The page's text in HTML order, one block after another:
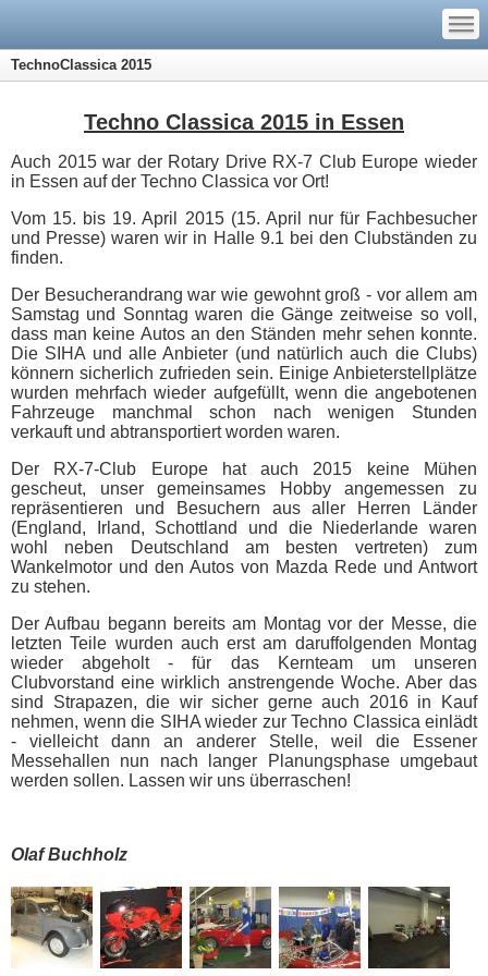
—
—
—
TechnoClassica 2015
Techno Classica 2015 in Essen
Auch 2015 war der Rotary Drive RX-7 Club Europe wieder
in Essen auf der Techno Classica vor Ort!
Vom 15. bis 19. April 2015 (15. April nur für Fachbesucher
und Presse) waren wir in Halle 9.1 bei den Clubständen zu
finden.
Der Besucherandrang war wie gewohnt groß - vor allem am
Samstag und Sonntag waren die Gänge zeitweise so voll,
dass man keine Autos an den Ständen mehr sehen konnte.
Die SIHA und alle Anbieter (und natürlich auch die Clubs)
könnern sicherlich zufrieden sein. Einige Anbieterstellplätze
wurden mehrfach wieder aufgefüllt, wenn die angebotenen
Fahrzeuge manchmal schon nach wenigen Stunden
verkauft und abtransportiert worden waren.
Der RX-7-Club Europe hat auch 2015 keine Mühen
gescheut, unser gemeinsames Hobby angemessen zu
repräsentieren und Besuchern aus aller Herren Länder
(England, Irland, Schottland und die Niederlande waren
wohl neben Deutschland am besten vertreten) zum
Wankelmotor und den Autos von Mazda Rede und Antwort
zu stehen.
Der Aufbau begann bereits am Montag vor der Messe, die
letzten Teile wurden auch erst am daruffolgenden Montag
wieder abgeholt - für das Kernteam um unseren
Clubvorstand eine wirklich anstrengende Woche. Aber das
sind Strapazen, die wir sicher gerne auch 2016 in Kauf
nehmen, wenn die SIHA wieder zur Techno Classica einlädt
- vielleicht dann an anderer Stelle, weil die Essener
Messehallen nun nach langer Planungsphase umgebaut
werden sollen. Lassen wir uns überraschen!
Olaf Buchholz